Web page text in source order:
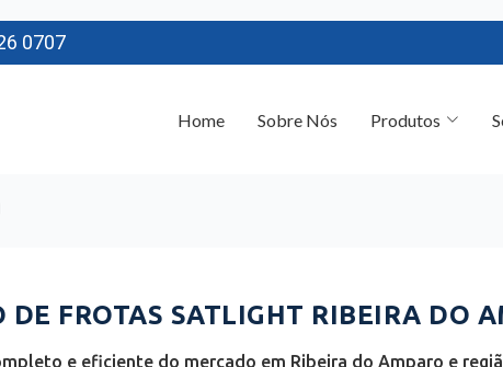
0707
DE FROTAS SATLIGHT RIBEIRA DO
e eficiente do mercado em Ribeira do Amparo e